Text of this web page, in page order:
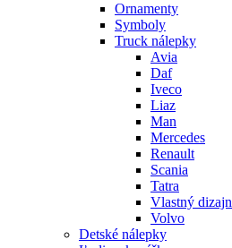
Ornamenty
Symboly
Truck nálepky
Avia
Daf
Iveco
Liaz
Man
Mercedes
Renault
Scania
Tatra
Vlastný dizajn
Volvo
Detské nálepky